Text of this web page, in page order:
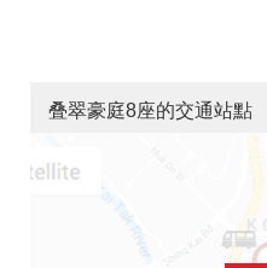
叠翠豪庭8座的交通站點